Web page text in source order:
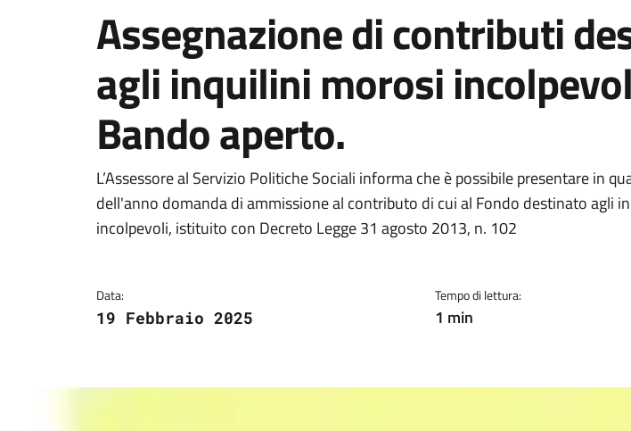
Assegnazione di contributi
agli inquilini morosi
Bando aperto.
Dettagli della notizia
L’Assessore al Servizio Politiche Sociali informa che è possibile presentare in
dell'anno domanda di ammissione al contributo di cui al Fondo destinato agli
incolpevoli, istituito con Decreto Legge 31 agosto 2013, n. 102
Data:
19 Febbraio 2025
Tempo di lettura:
1 min